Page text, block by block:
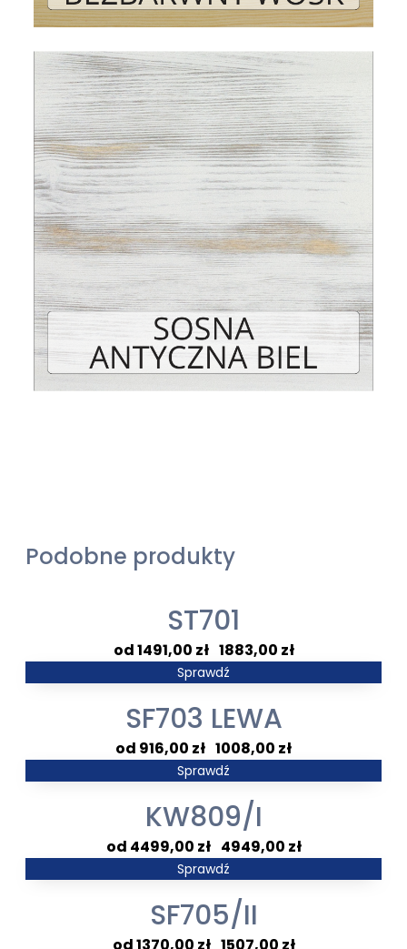
Podobne produkty
ST701
1491,00 zł– 1883,00 zł
Zakres
1491,00 zł
do
1883,00 zł
Sprawdź
SF703 LEWA
916,00 zł 1008,00 zł
Zakres
916,00 zł
do
1008,00 zł
Sprawdź
KW809/I
4499,00 zł– 4949,00 zł
Zakres
4499,00 zł
do
Sprawdź
SF705/II
Zakres